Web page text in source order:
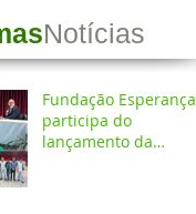
Fundação Esperança
participa do
lançamento da
Notícias